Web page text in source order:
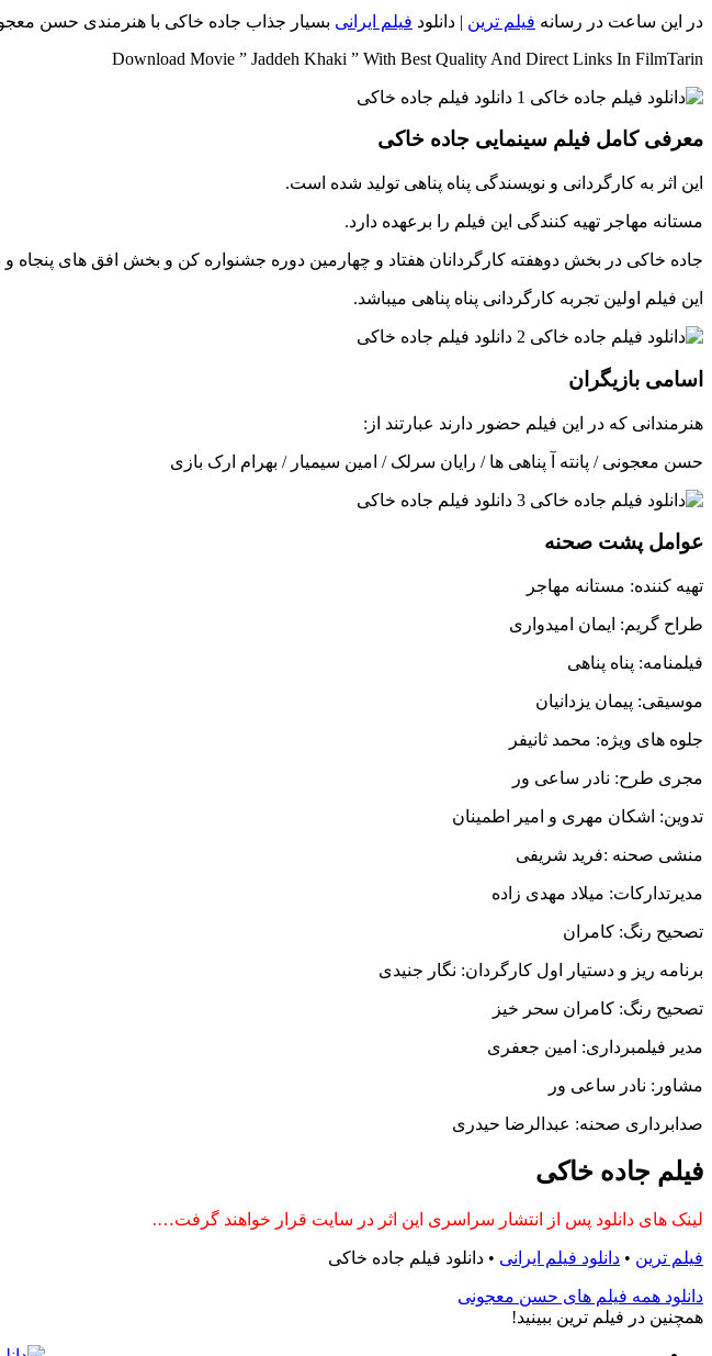
در این ساعت در رسانه فیلم ترین | دانلود فیلم ایرانی بسیار جذاب جاده خاکی با هنرمندی حسن
Download Movie ” Jaddeh Khaki ” With Best Quality And Direct Links In FilmTarin
معرفی کامل فیلم سینمایی جاده خاکی
این اثر به کارگردانی و نویسندگی پناه پناهی تولید شده است.
مستانه مهاجر تهیه کنندگی این فیلم را برعهده دارد.
جاده خاکی در بخش دوهفته کارگردانان هفتاد و چهارمین دوره جشنواره کن و بخش افق های پنجاه
این فیلم اولین تجربه کارگردانی پناه پناهی میباشد.
اسامی بازیگران
هنرمندانی که در این فیلم حضور دارند عبارتند از:
حسن معجونی / پانته آ پناهی‌ ها / رایان سرلک / امین سیمیار / بهرام ارک بازی
عوامل پشت صحنه
تهیه کننده: مستانه مهاجر
طراح گریم: ایمان امیدواری
فیلمنامه: پناه پناهی
موسیقی: پیمان یزدانیان
جلوه های ویژه: محمد ثانیفر
مجری طرح: نادر ساعی ور
تدوین: اشکان مهری و امیر اطمینان
منشی صحنه :فرید شریفی
مدیرتدارکات: میلاد مهدی زاده
تصحیح رنگ: کامران
برنامه ریز و دستیار اول کارگردان: نگار جنیدی
تصحیح رنگ: کامران سحر خیز
مدیر فیلمبرداری: امین جعفری
مشاور: نادر ساعی ور
صدابرداری صحنه: عبدالرضا حیدری
فیلم جاده خاکی
لینک های دانلود پس از انتشار سراسری این اثر در سایت قرار خواهند گرفت….
فیلم ترین • دانلود فیلم ایرانی • دانلود فیلم جاده خاکی
دانلود همه فیلم های حسن معجونی
همچنين در فيلم ترين ببينيد!